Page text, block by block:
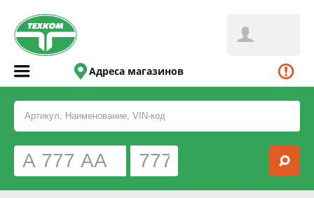
Адреса магазинов